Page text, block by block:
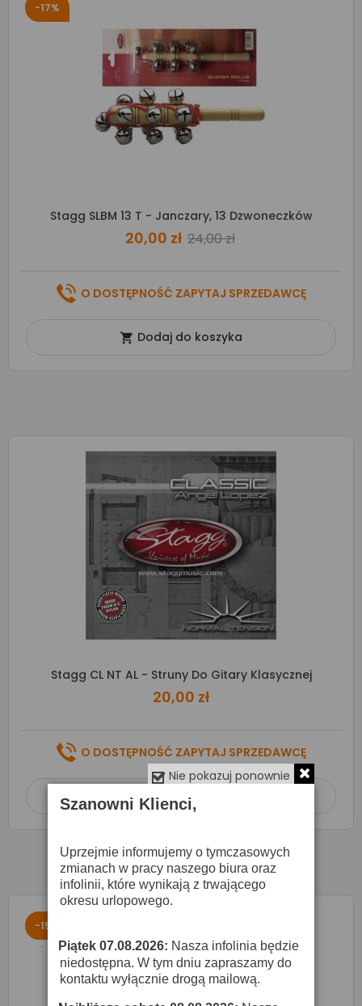
-17%
Stagg SLBM 13 T - Janczary, 13 Dzwoneczków
20,00 zł 24,00 zł
O DOSTĘPNOŚĆ ZAPYTAJ SPRZEDAWCĘ
 Dodaj do koszyka
Stagg CL NT AL - Struny Do Gitary Klasycznej
20,00 zł
O DOSTĘPNOŚĆ ZAPYTAJ SPRZEDAWCĘ
 Dodaj do koszyka
-15%
Nie pokazuj ponownie
Szanowni Klienci,
Uprzejmie informujemy o tymczasowych
zmianach w pracy naszego biura oraz
infolinii, które wynikają z trwającego
okresu urlopowego.
· Piątek 07.08.2026: Nasza infolinia będzie
niedostępna. W tym dniu zapraszamy do
kontaktu wyłącznie drogą mailową.